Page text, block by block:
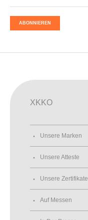
ABONNIEREN
XKKO
Unsere Marken
Unsere Atteste
Unsere Zertifikate
Auf Messen